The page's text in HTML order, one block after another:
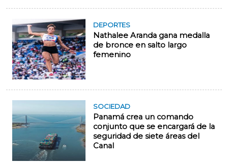
DEPORTES
Nathalee Aranda gana medalla
de bronce en salto largo
femenino
SOCIEDAD
Panamá crea un comando
conjunto que se encargará de la
seguridad de siete áreas del
Canal